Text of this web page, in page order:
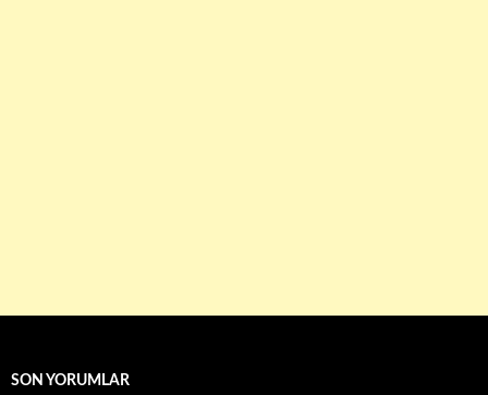
SON YORUMLAR